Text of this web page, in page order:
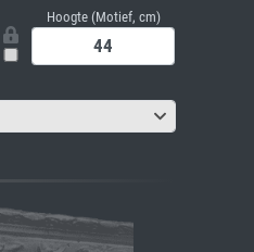
Hoogte (Motief, cm)